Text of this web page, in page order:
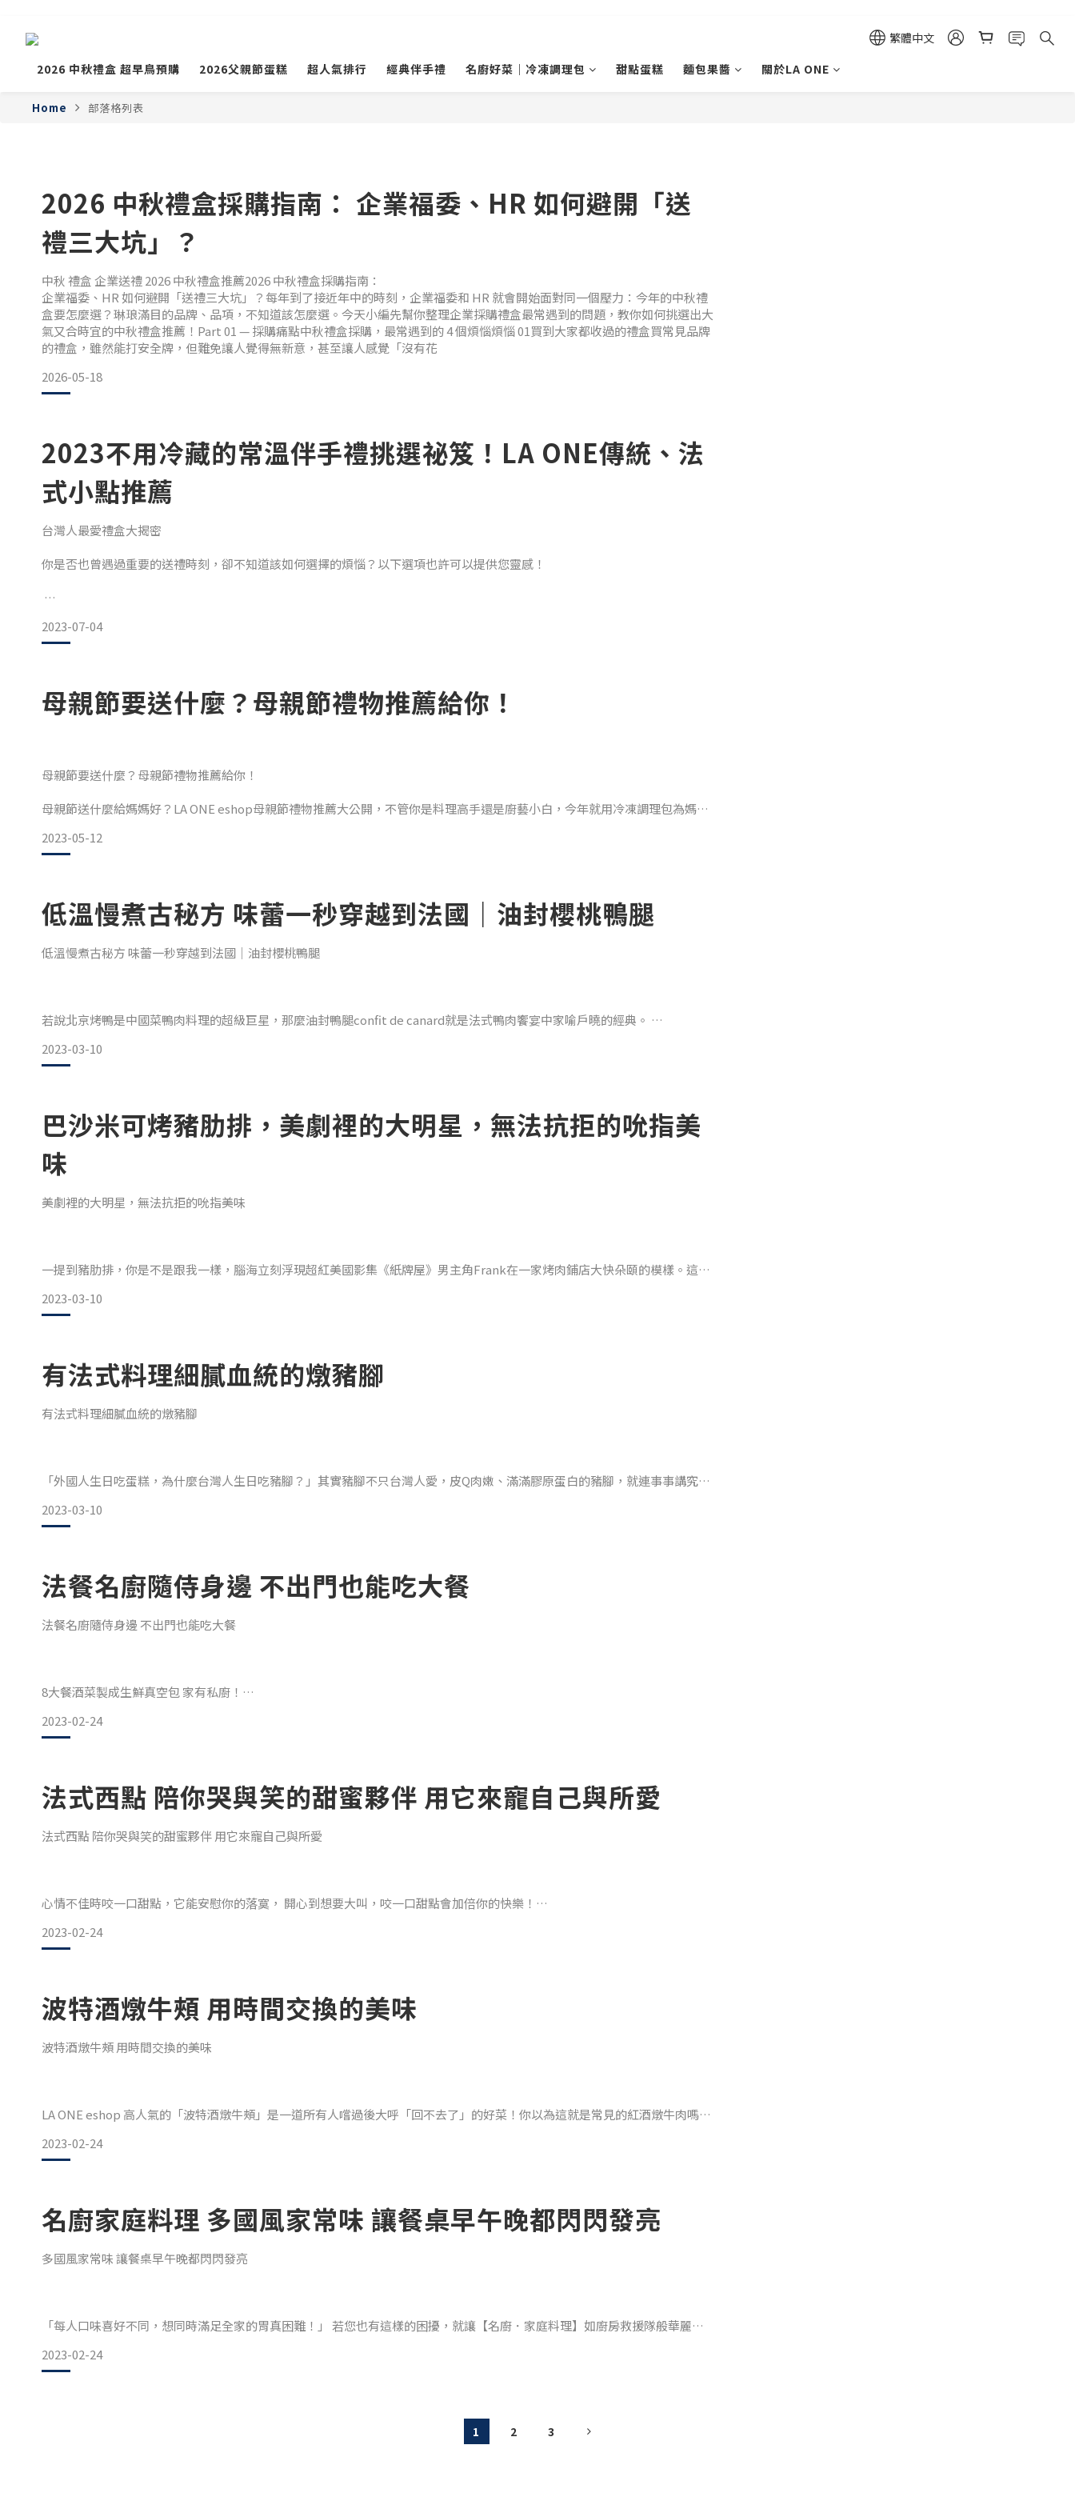
繁體中文
2026 中秋禮盒 超早鳥預購
2026父親節蛋糕 超人氣排行 經典伴手禮 名廚好菜｜冷凍調理包 甜點蛋糕 麵包果醬 關於LA ONE
Home 部落格列表
2026 中秋禮盒採購指南： 企業福委、HR 如何避開「送
禮三大坑」？
中秋 禮盒 企業送禮 2026 中秋禮盒推薦2026 中秋禮盒採購指南：
企業福委、HR 如何避開「送禮三大坑」？每年到了接近年中的時刻，企業福委和 HR 就會開始面對同一個壓力：今年的中秋禮
盒要怎麼選？琳琅滿目的品牌、品項，不知道該怎麼選。今天小編先幫你整理企業採購禮盒最常遇到的問題，教你如何挑選出大
氣又合時宜的中秋禮盒推薦！Part 01 — 採購痛點中秋禮盒採購，最常遇到的 4 個煩惱煩惱 01買到大家都收過的禮盒買常見品牌
的禮盒，雖然能打安全牌，但難免讓人覺得無新意，甚至讓人感覺「沒有花
2026-05-18
2023不用冷藏的常溫伴手禮挑選祕笈！LA ONE傳統、法
式小點推薦
台灣人最愛禮盒大揭密
你是否也曾遇過重要的送禮時刻，卻不知道該如何選擇的煩惱？以下選項也許可以提供您靈感！
1.乾貨類型禮盒：主打養生的堅果禮盒、年味十足的烏魚子禮盒
2.甜點、點心類禮盒：餅乾禮盒、蛋捲禮盒
台灣人氣伴手禮前三名，首選就是鳳梨酥，不僅台灣人喜愛，也是外國人必買
2023-07-04
母親節要送什麼？母親節禮物推薦給你！
母親節要送什麼？母親節禮物推薦給你！
母親節送什麼給媽媽好？LA ONE eshop母親節禮物推薦大公開，不管你是料理高手還是廚藝小白，今年就用冷凍調理包為媽媽
時尚媽咪最愛，歐陸經典菜色輕鬆覆熱上桌，法式油封櫻桃鴨腿、核桃木煙燻鮭魚端上桌，一秒到法國檔次馬上提升。
2023-05-12
低溫慢煮古秘方 味蕾一秒穿越到法國｜油封櫻桃鴨腿
低溫慢煮古秘方 味蕾一秒穿越到法國｜油封櫻桃鴨腿
若說北京烤鴨是中國菜鴨肉料理的超級巨星，那麼油封鴨腿confit de canard就是法式鴨肉饗宴中家喻戶曉的經典。
2023-03-10
巴沙米可烤豬肋排，美劇裡的大明星，無法抗拒的吮指美
味
美劇裡的大明星，無法抗拒的吮指美味
一提到豬肋排，你是不是跟我一樣，腦海立刻浮現超紅美國影集《紙牌屋》男主角Frank在一家烤肉鋪店大快朵頤的模樣。這位
會來這家小店忘情地大啖豬肋排。看他吃得十指流油、露出滿足的表情，追劇的我們誰忍得住？沒有不大喊：「我也要吃豬肋
排！」
就因為Frank把豬肋排吃得太誘人，有些人甚至戲謔地說，豬肋排其實是才《紙
2023-03-10
有法式料理細膩血統的燉豬腳
有法式料理細膩血統的燉豬腳
「外國人生日吃蛋糕，為什麼台灣人生日吃豬腳？」其實豬腳不只台灣人愛，皮Q肉嫩、滿滿膠原蛋白的豬腳，就連事事講究優
菜燉煮，透過白酒在肉香中揉入清甜芬芳，微酸帶甜的滋味、不油不膩，最是符合現代人輕盈飲食的需求。
2023-03-10
法餐名廚隨侍身邊 不出門也能吃大餐
法餐名廚隨侍身邊 不出門也能吃大餐
8大餐酒菜製成生鮮真空包 家有私廚！
「家裡需要請位御廚嗎？」 平凡的小市民，家裡沒有私廚24小時隨侍在旁，想吃大餐只能挑好時間上餐廳。
如果只是「想吃」、有得吃就好，那也簡單，巷口24小時便利超商，或是冰箱冷凍庫裡的調理包、水餃就能解決，但你跟我一
樣都不想委屈自己，把日子過得粗糙鄙俗！
別怪自己貪吃了！【名廚.8大餐酒菜】以「
2023-02-24
法式西點 陪你哭與笑的甜蜜夥伴 用它來寵自己與所愛
法式西點 陪你哭與笑的甜蜜夥伴 用它來寵自己與所愛
心情不佳時咬一口甜點，它能安慰你的落寞， 開心到想要大叫，咬一口甜點會加倍你的快樂！
達克瓦茲 費南雪 法式甜點迷人特質的綜合體
2023-02-24
波特酒燉牛頰 用時間交換的美味
波特酒燉牛頰 用時間交換的美味
LA ONE eshop 高人氣的「波特酒燉牛頰」是一道所有人嚐過後大呼「回不去了」的好菜！你以為這就是常見的紅酒燉牛肉嗎？
入白蘭地終止酵母菌作用，喝起來酒精度、甜度都比紅酒略高，慢火燉煮至牛肉「喝茫」，香嫩甘甜的牛肉征服所有追求美食的
味蕾。
國人熟悉的牛肉，大多是牛小排、菲力牛排、霜降牛肉等油花均勻分
2023-02-24
名廚家庭料理 多國風家常味 讓餐桌早午晚都閃閃發亮
多國風家常味 讓餐桌早午晚都閃閃發亮
「每人口味喜好不同，想同時滿足全家的胃真困難！」 若您也有這樣的困擾，就讓【名廚．家庭料理】如廚房救援隊般華麗登
無論是醬汁融入蘋果、蜂蜜與綜合香料的歐風「咖哩厚切牛」、濃郁開胃的「黑魂咖哩」或甘口柔順的「日式咖哩雞」，光聞氣
2023-02-24
1 2 3